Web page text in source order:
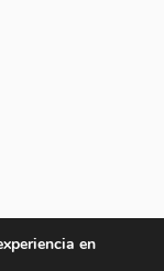
en